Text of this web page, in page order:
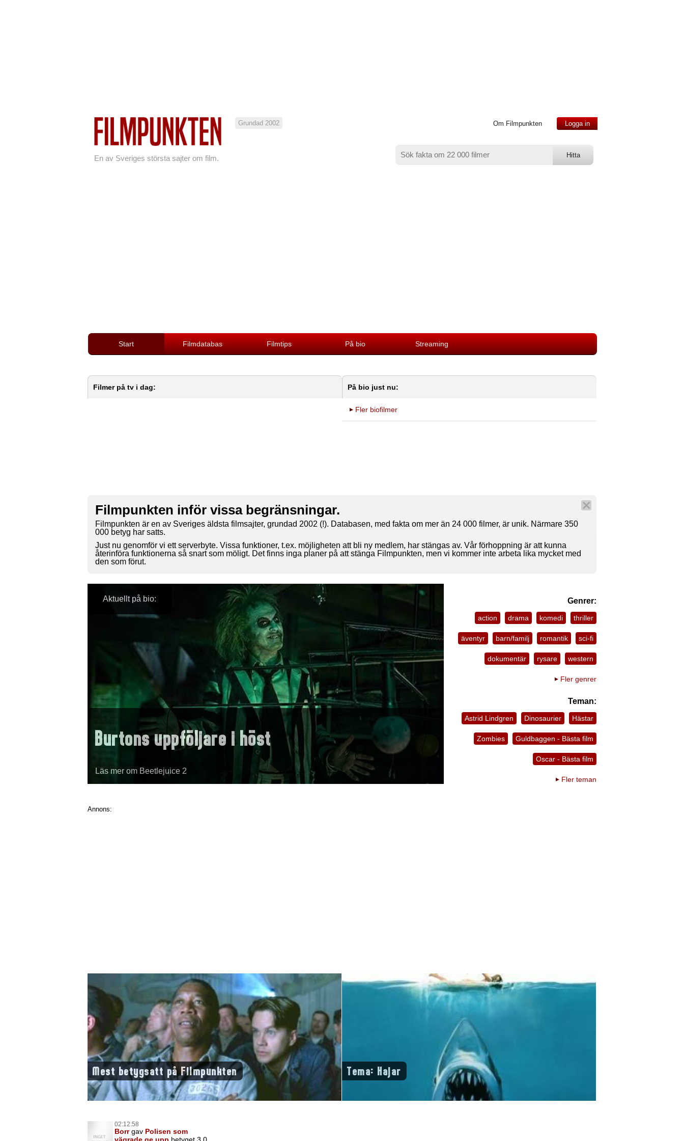
En av Sveriges största sajter om film.
Grundad 2002 Om Filmpunkten Logga in
Start Filmdatabas Filmtips På bio Streaming
Filmer på tv i dag: På bio just nu:
Fler biofilmer
Filmpunkten inför vissa begränsningar.
Filmpunkten är en av Sveriges äldsta filmsajter, grundad 2002 (!). Databasen, med fakta om mer än 24 000 filmer, är unik. Närmare 350
000 betyg har satts.
Just nu genomför vi ett serverbyte. Vissa funktioner, t.ex. möjligheten att bli ny medlem, har stängas av. Vår förhoppning är att kunna
återinföra funktionerna så snart som möligt. Det finns inga planer på att stänga Filmpunkten, men vi kommer inte arbeta lika mycket med
den som förut.
Aktuellt på bio:
Burtons uppföljare i höst
Läs mer om Beetlejuice 2
Genrer:
action drama komedi thriller
äventyr barn/familj romantik sci-fi
dokumentär rysare western
Fler genrer
Teman:
Astrid Lindgren Dinosaurier Hästar
Zombies Guldbaggen - Bästa film
Oscar - Bästa film
Fler teman
Annons:
Mest betygsatt på Filmpunkten Tema: Hajar
02:12:58
Borrgav Polisen som
vägrade ge upp betyget 3,0